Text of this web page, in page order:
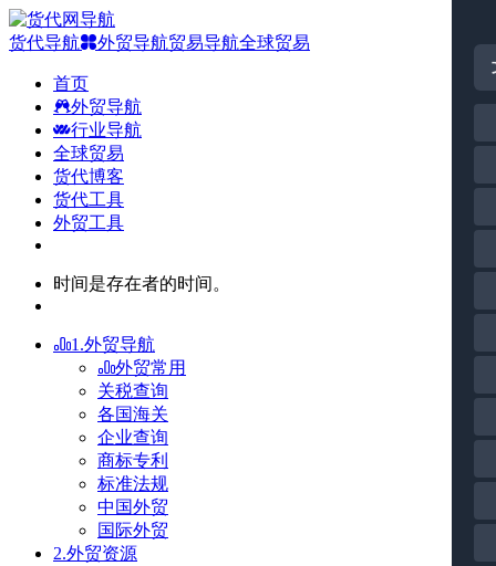
货代导航 外贸导航贸易导航全球贸易
首页
外贸导航
行业导航
全球贸易
货代博客
货代工具
外贸工具
时间是存在者的时间。
1.外贸导航
外贸常用
关税查询
各国海关
企业查询
商标专利
标准法规
中国外贸
国际外贸
2.外贸资源